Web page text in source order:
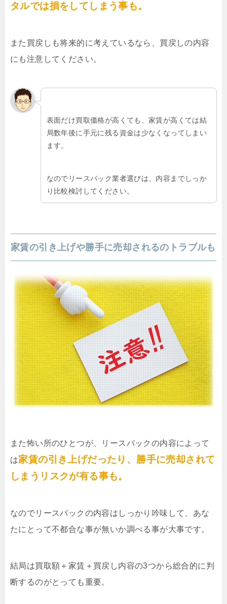
タルでは損をしてしまう事も。
また買戻しも将来的に考えているなら、買戻しの内容
にも注意してください。
表面だけ買取価格が高くても、家賃が高くては結
局数年後に手元に残る資金は少なくなってしまい
ます。
なのでリースバック業者選びは、内容までしっか
り比較検討してください。
家賃の引き上げや勝手に売却されるのトラブルも
また怖い所のひとつが、リースバックの内容によって
は家賃の引き上げだったり、勝手に売却されて
しまうリスクが有る事も。
なのでリースバックの内容はしっかり吟味して、あな
たにとって不都合な事が無いか調べる事が大事です。
結局は買取額＋家賃＋買戻し内容の3つから総合的に判
断するのがとっても重要。